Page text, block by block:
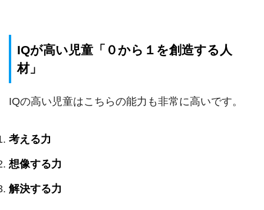
IQが高い児童「０から１を創造する人
材」
IQの高い児童はこちらの能力も非常に高いです。
考える力
想像する力
解決する力